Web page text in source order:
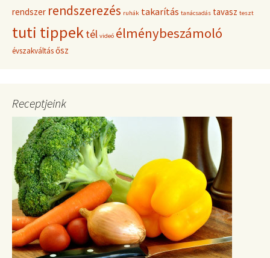
rendszer rendszerezés ruhák takarítás tanácsadás tavasz teszt
tuti tippektél videó élménybeszámoló
évszakváltásősz
Receptjeink